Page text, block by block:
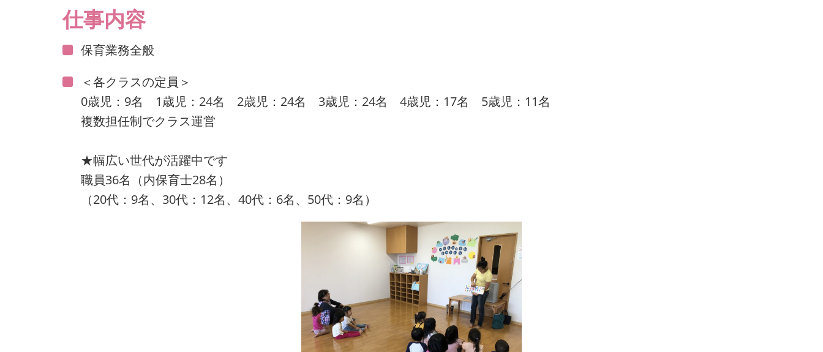
仕事内容
保育業務全般
＜各クラスの定員＞
0歳児：9名 1歳児：24名 2歳児：24名 3歳児：24名 4歳児：17名 5歳児：11名
複数担任制でクラス運営
★幅広い世代が活躍中です
職員36名（内保育士28名）
（20代：9名、30代：12名、40代：6名、50代：9名）